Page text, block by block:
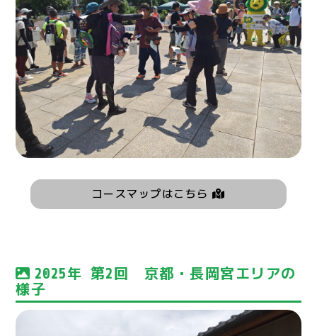
コースマップはこちら
2025年 第2回 京都・長岡宮エリアの
様子